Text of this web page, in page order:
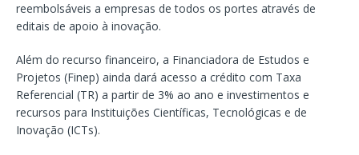
reembolsáveis a empresas de todos os portes através de
editais de apoio à inovação.
Além do recurso financeiro, a Financiadora de Estudos e
Projetos (Finep) ainda dará acesso a crédito com Taxa
Referencial (TR) a partir de 3% ao ano e investimentos e
recursos para Instituições Científicas, Tecnológicas e de
Inovação (ICTs).